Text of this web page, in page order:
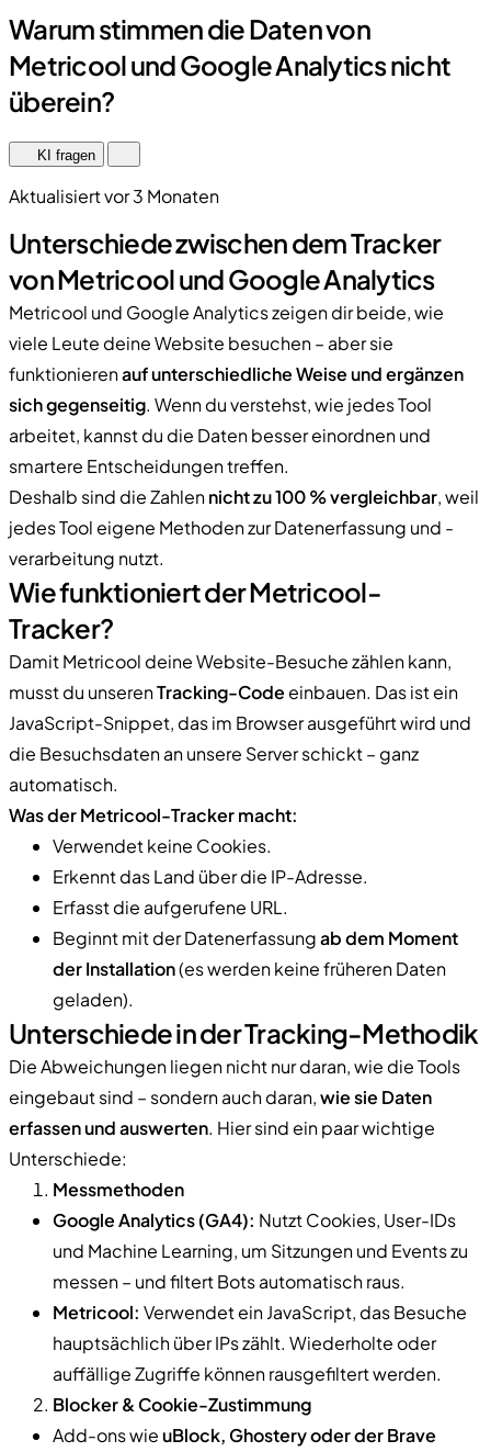
Warum stimmen die Daten von
Metricool und Google Analytics nicht
überein?
KI fragen
Aktualisiert vor 3 Monaten
Unterschiede zwischen dem Tracker
von Metricool und Google Analytics
Metricool und Google Analytics zeigen dir beide, wie
viele Leute deine Website besuchen – aber sie
funktionierenauf unterschiedliche Weise und ergänzen
sich gegenseitig. Wenn du verstehst, wie jedes Tool
arbeitet, kannst du die Daten besser einordnen und
smartere Entscheidungen treffen.
Deshalb sind die Zahlennicht zu 100 % vergleichbar, weil
jedes Tool eigene Methoden zur Datenerfassung und -
verarbeitung nutzt.
Wie funktioniert der Metricool-
Tracker?
Damit Metricool deine Website-Besuche zählen kann,
musst du unserenTracking-Codeeinbauen. Das ist ein
JavaScript-Snippet, das im Browser ausgeführt wird und
die Besuchsdaten an unsere Server schickt – ganz
automatisch.
Was der Metricool-Tracker macht:
Verwendet keine Cookies.
Erkennt das Land über die IP-Adresse.
Erfasst die aufgerufene URL.
Beginnt mit der Datenerfassungab dem Moment
der Installation(es werden keine früheren Daten
geladen).
Unterschiede in der Tracking-Methodik
Die Abweichungen liegen nicht nur daran, wie die Tools
eingebaut sind – sondern auch daran,wie sie Daten
erfassen und auswerten. Hier sind ein paar wichtige
Unterschiede:
Messmethoden
Google Analytics (GA4): Nutzt Cookies, User-IDs
und Machine Learning, um Sitzungen und Events zu
messen – und filtert Bots automatisch raus.
Metricool: Verwendet ein JavaScript, das Besuche
hauptsächlich über IPs zählt. Wiederholte oder
auffällige Zugriffe können rausgefiltert werden.
Blocker & Cookie-Zustimmung
Add-ons wieuBlock, Ghostery oder der Brave